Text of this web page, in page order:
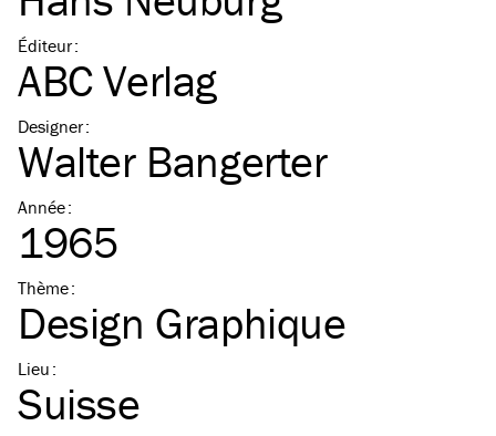
Éditeur:
ABC Verlag
Designer:
Walter Bangerter
Année:
1965
Thème:
Design Graphique
Lieu :
Suisse